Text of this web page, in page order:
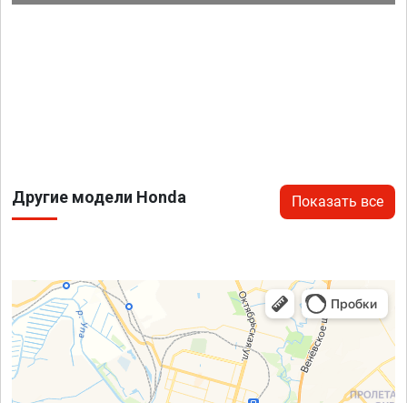
Другие модели Honda Показать все